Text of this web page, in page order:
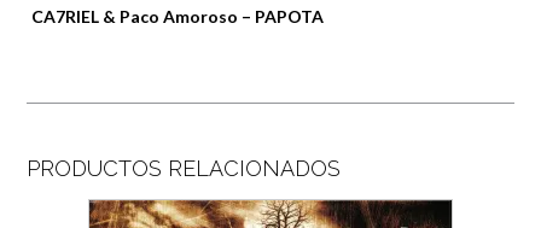
CA7RIEL & Paco Amoroso – PAPOTA
PRODUCTOS RELACIONADOS